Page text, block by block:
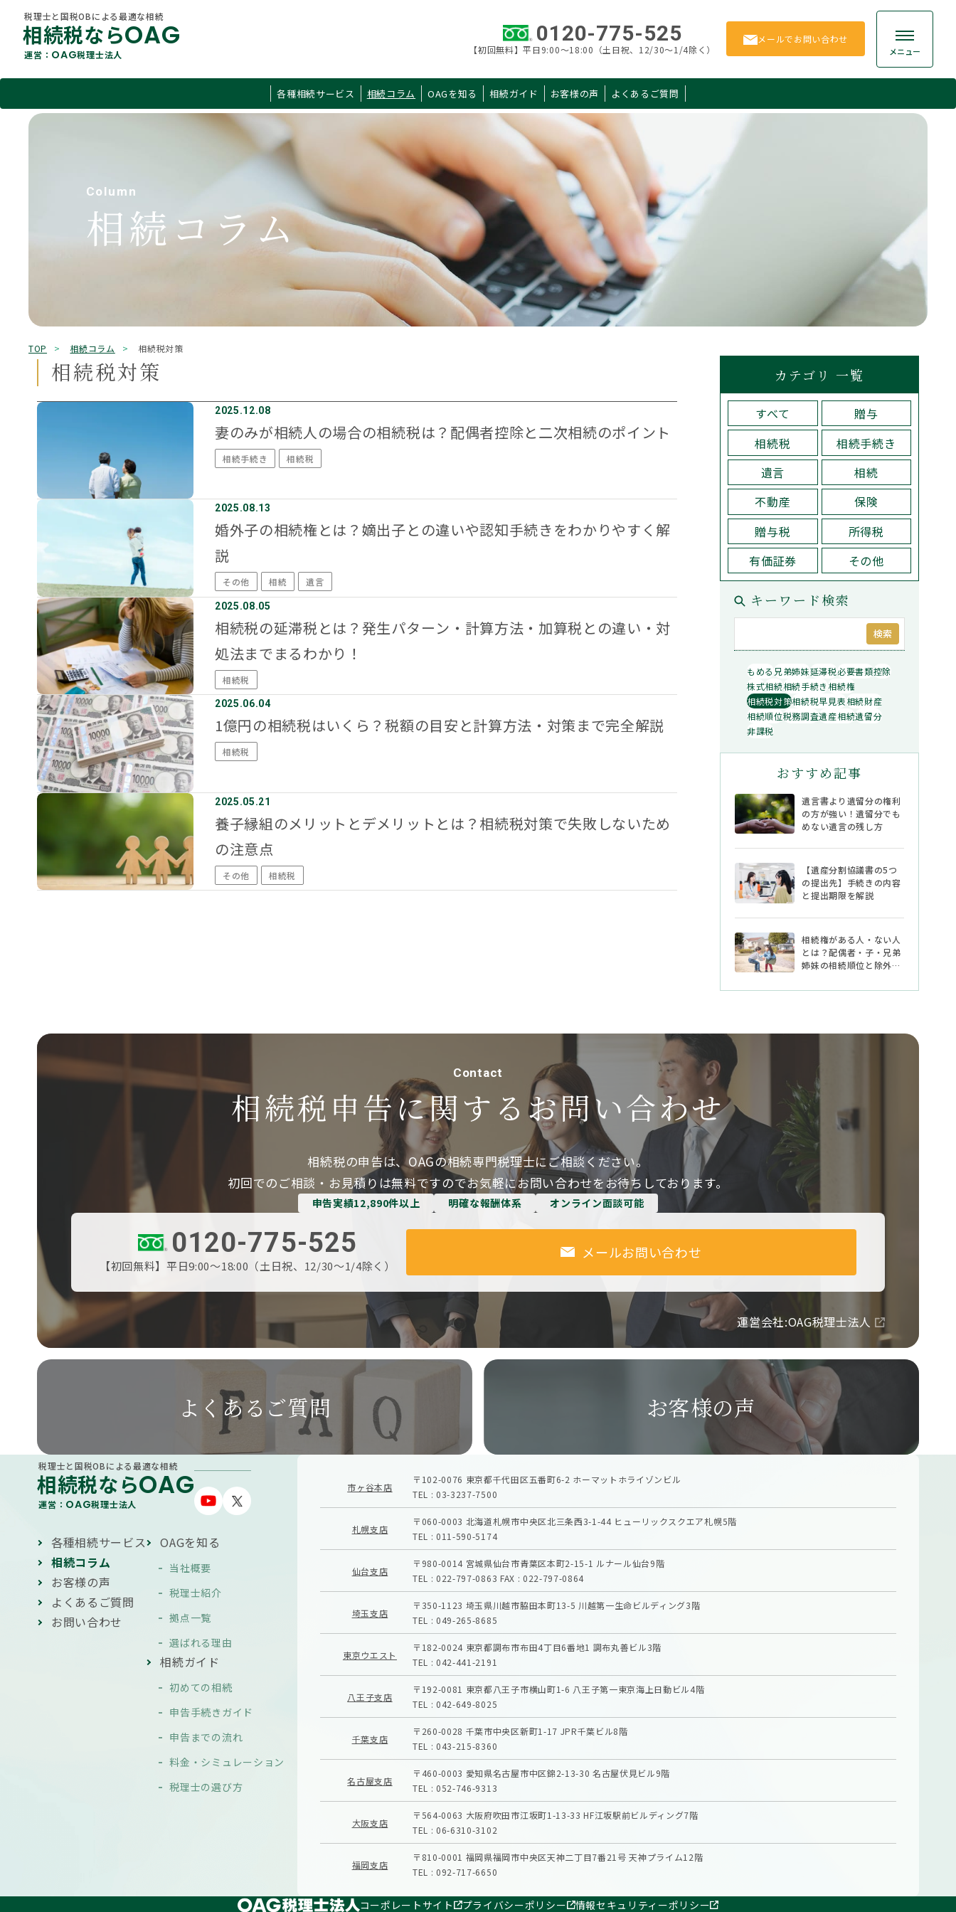
税理士と国税OBによる最適な相続
相続税ならOAG
運営： OAG税理士法人
0120-775-525
【初回無料】平日9:00～18:00（土日祝、12/30～1/4除く）
メールでお問い合わせ
メニュー
相続税ならOAG
相続コラム
当社概要
税理士紹介
拠点一覧
相続ガイド
初めての相続
申告手続きガイド
申告までの流れ
料金・シミュレーション
税理士の選び方
0120-775-525
【初回無料】平日9:00～18:00（土日祝、12/30～1/4除く）
コーポレートサイト プライバシーポリシー
カテゴリ 一覧
すべて
相続税
相続手続き
相続
不動産
有価証券
キーワード検索
もめる兄弟姉妹延滞税必要書類控除株式相続相続手続き相続権相続税対策相続税早見表相続財産相続順位税務調査遺産相続遺留分非課税
おすすめ記事
遺言書より遺留分の権利の方が強い！遺留分でもめない遺言の残し方
当社概要
税理士紹介
Office Information
事務所一覧
Why Choose Us
選ばれる理由
各種相続サービス 相続コラム OAGを知る 相続ガイド お客様の声 よくあるご質問
Column
相続コラム
TOP 相続コラム 相続税対策
相続税対策
2025.12.08
妻のみが相続人の場合の相続税は？配偶者控除と二次相続のポイント
相続手続き 相続税
2025.08.13
婚外子の相続権とは？嫡出子との違いや認知手続きをわかりやすく解
説
その他 相続 遺言
2025.08.05
相続税の延滞税とは？発生パターン・計算方法・加算税との違い・対
処法までまるわかり！
相続税
2025.06.04
1億円の相続税はいくら？税額の目安と計算方法・対策まで完全解説
相続税
2025.05.21
養子縁組のメリットとデメリットとは？相続税対策で失敗しないため
の注意点
その他 相続税
カテゴリ 一覧
すべて
贈与
相続税
相続手続き
遺言
相続
不動産
保険
贈与税
所得税
有価証券
その他
キーワード検索
検索
もめる 兄弟姉妹延滞税必要書類控除
株式相続相続手続き相続権
相続税対策相続税早見表相続財産
相続順位税務調査遺産相続遺留分
非課税
おすすめ記事
遺言書より遺留分の権利
の方が強い！遺留分でも
めない遺言の残し方
【遺産分割協議書の5つ
の提出先】手続きの内容
と提出期限を解説
相続権がある人・ない人
とは？配偶者・子・兄弟
姉妹の相続順位と除外さ
Contact
相続税申告に関する お問い合わせ
相続税の申告は、OAGの相続専門税理士にご相談ください。
初回でのご相談・お見積りは無料ですのでお気軽にお問い合わせをお待ちしております。
申告実績12,890件以上 明確な報酬体系 オンライン面談可能
0120-775-525
【初回無料】平日9:00～18:00（土日祝、12/30～1/4除く）
メールお問い合わせ
運営会社:OAG税理士法人
よくあるご質問 お客様の声
税理士と国税OBによる最適な相続
相続税ならOAG
運営： OAG税理士法人
各種相続サービス
相続コラム
お客様の声
よくあるご質問
お問い合わせ
OAGを知る
当社概要
税理士紹介
拠点一覧
選ばれる理由
相続ガイド
初めての相続
申告手続きガイド
申告までの流れ
料金・シミュレーション
税理士の選び方
市ヶ谷本店
〒102-0076 東京都千代田区五番町6-2 ホーマットホライゾンビル
TEL : 03-3237-7500
札幌支店
〒060-0003 北海道札幌市中央区北三条西3-1-44 ヒューリックスクエア札幌5階
TEL : 011-590-5174
仙台支店
〒980-0014 宮城県仙台市青葉区本町2-15-1 ルナール仙台9階
TEL : 022-797-0863 FAX : 022-797-0864
埼玉支店
〒350-1123 埼玉県川越市脇田本町13-5 川越第一生命ビルディング3階
TEL : 049-265-8685
東京ウエスト
〒182-0024 東京都調布市布田4丁目6番地1 調布丸善ビル3階
TEL : 042-441-2191
八王子支店
〒192-0081 東京都八王子市横山町1-6 八王子第一東京海上日動ビル4階
TEL : 042-649-8025
千葉支店
〒260-0028 千葉市中央区新町1-17 JPR千葉ビル8階
TEL : 043-215-8360
名古屋支店
〒460-0003 愛知県名古屋市中区錦2-13-30 名古屋伏見ビル9階
TEL : 052-746-9313
大阪支店
〒564-0063 大阪府吹田市江坂町1-13-33 HF江坂駅前ビルディング7階
TEL : 06-6310-3102
福岡支店
〒810-0001 福岡県福岡市中央区天神二丁目7番21号 天神プライム12階
TEL : 092-717-6650
コーポレートサイト プライバシーポリシー 情報セキュリティーポリシー